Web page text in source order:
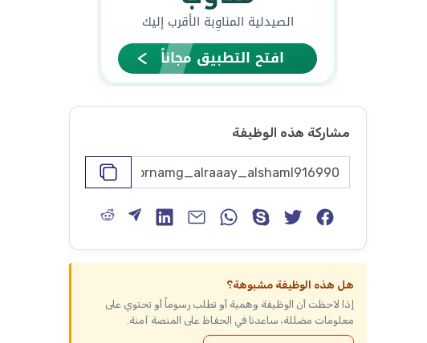
مشاركة هذه الوظيفة
هل هذه الوظيفة مشبوهة؟
إذا لاحظت أن الوظيفة وهمية أو تطلب رسوماً أو تحتوي على
معلومات مضللة، ساعدنا في الحفاظ على المنصة آمنة.